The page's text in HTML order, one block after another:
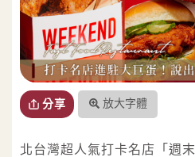
分享 放大字體
北台灣超人氣打卡名店「週